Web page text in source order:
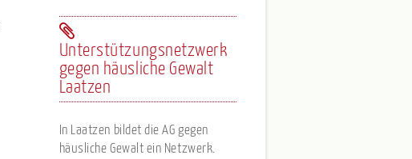
Unterstützungsnetzwerk
gegen häusliche Gewalt
Laatzen
In Laatzen bildet die AG gegen
häusliche Gewalt ein Netzwerk.